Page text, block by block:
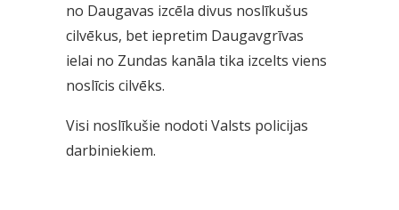
no Daugavas izcēla divus noslīkušus
cilvēkus, bet iepretim Daugavgrīvas
ielai no Zundas kanāla tika izcelts viens
noslīcis cilvēks.
Visi noslīkušie nodoti Valsts policijas
darbiniekiem.